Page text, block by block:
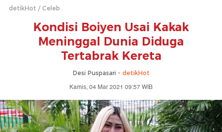
detikHot Celeb
Kondisi Boiyen Usai Kakak
Meninggal Dunia Diduga
Tertabrak Kereta
Desi Puspasari - detikHot
Kamis, 04 Mar 2021 09:57 WIB